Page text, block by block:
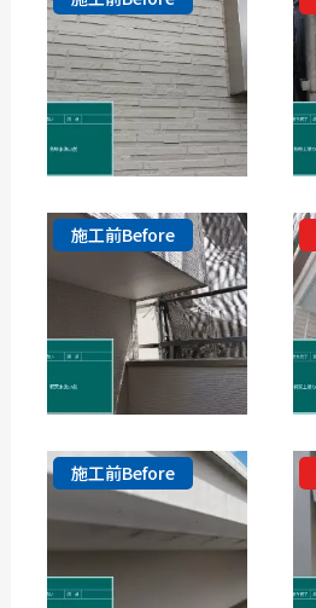
施工前Before
施工前Before